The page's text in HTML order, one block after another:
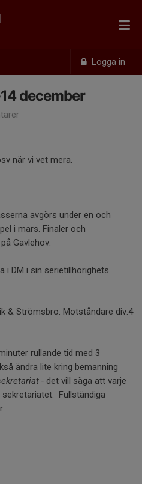
Logga in
december
när vi vet mera.
avgörs under en och
i mars. Finaler och
Gavlehov.
i DM i sin serietillhörighets
& Strömsbro. Motståndare div.4
rullande tid med 3
ändra lite kring bemanning
- det vill säga att varje
Fullständiga